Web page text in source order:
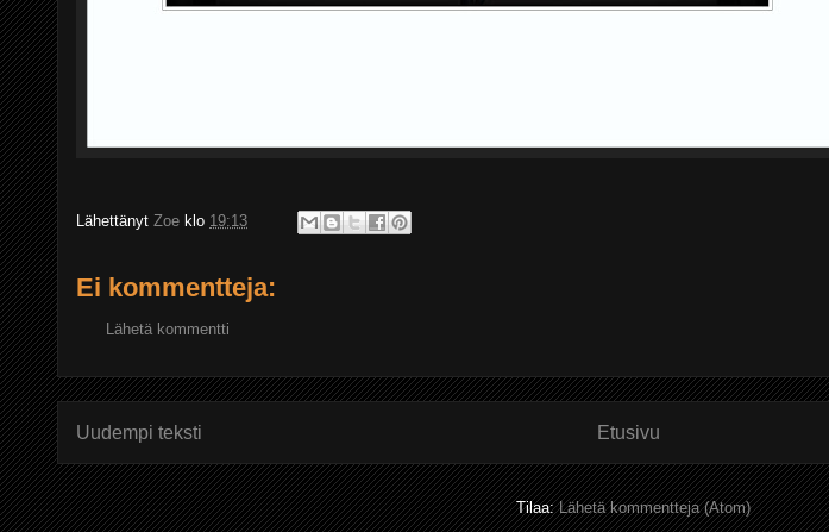
Lähettänyt Zoe klo 19:13
Ei kommentteja:
Lähetä kommentti
Uudempi teksti Etusivu
Tilaa:Lähetä kommentteja (Atom)